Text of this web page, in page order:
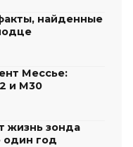
найденные
Мессье:
и М30
жизнь зонда
один год